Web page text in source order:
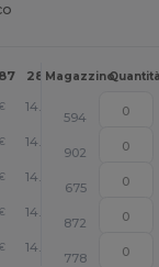
288 + Altri
Magazzino
14.45 +
594
14.45 +
902
14.45 +
675
14.45 +
872
14.45 +
778